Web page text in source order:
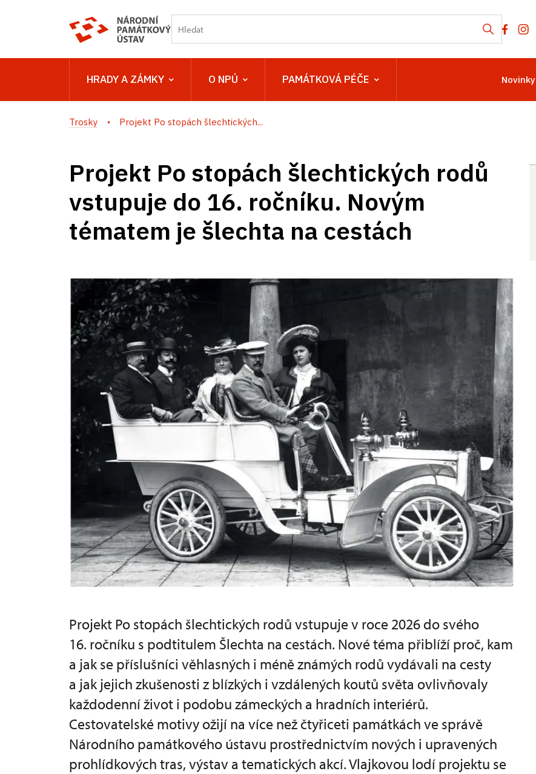
HRADY A ZÁMKY O NPÚ PAMÁTKOVÁ PÉČE Novinky
Trosky Projekt Po stopách šlechtických...
Projekt Po stopách šlechtických rodů
vstupuje do 16. ročníku. Novým
tématem je šlechta na cestách
Projekt Po stopách šlechtických rodů vstupuje v roce 2026 do svého
16. ročníku s podtitulem Šlechta na cestách. Nové téma přiblíží proč, kam
a jak se příslušníci věhlasných i méně známých rodů vydávali na cesty
a jak jejich zkušenosti z blízkých i vzdálených koutů světa ovlivňovaly
každodenní život i podobu zámeckých a hradních interiérů.
Cestovatelské motivy ožijí na více než čtyřiceti památkách ve správě
Národního památkového ústavu prostřednictvím nových i upravených
prohlídkových tras, výstav a tematických akcí. Vlajkovou lodí projektu se